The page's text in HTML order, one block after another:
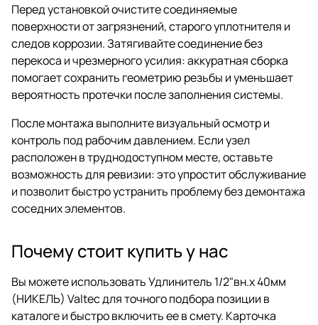
Перед установкой очистите соединяемые
поверхности от загрязнений, старого уплотнителя и
следов коррозии. Затягивайте соединение без
перекоса и чрезмерного усилия: аккуратная сборка
помогает сохранить геометрию резьбы и уменьшает
вероятность протечки после заполнения системы.
После монтажа выполните визуальный осмотр и
контроль под рабочим давлением. Если узел
расположен в труднодоступном месте, оставьте
возможность для ревизии: это упростит обслуживание
и позволит быстро устранить проблему без демонтажа
соседних элементов.
Почему стоит купить у нас
Вы можете использовать Удлинитель 1/2"вн.х 40мм
(НИКЕЛЬ) Valtec для точного подбора позиции в
каталоге и быстро включить ее в смету. Карточка